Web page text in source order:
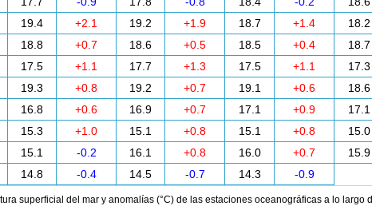
19.4 +2.1 19.2 +1.9 18.7 +1.4 18.2
18.8 +0.7 18.6 +0.5 18.5 +0.4 18.7
17.5 +1.1 17.7 +1.3 17.5 +1.1 17.3
19.3 +0.8 19.2 +0.7 19.1 +0.6 18.6
16.8 +0.6 16.9 +0.7 17.1 +0.9 17.1
15.3 +1.0 15.1 +0.8 15.1 +0.8 15.0
15.1 -0.2 16.1 +0.8 16.0 +0.7 15.9
14.8 -0.4 14.5 -0.7 14.3 -0.9
superficial del mar y anomalías (°C) de las estaciones oceanográficas a lo